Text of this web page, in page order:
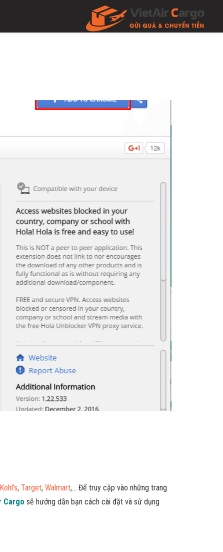
Kohl’s, Target, Walmart,… Để truy cập vào những trang
Cargo sẽ hướng dẫn bạn cách cài đặt và sử dụng